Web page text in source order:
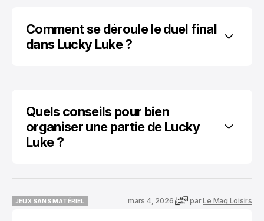
Comment se déroule le duel final
dans Lucky Luke ?
Quels conseils pour bien
organiser une partie de Lucky
Luke ?
JEUX SANS MATÉRIEL
mars 4, 2026 parLe Mag Loisirs